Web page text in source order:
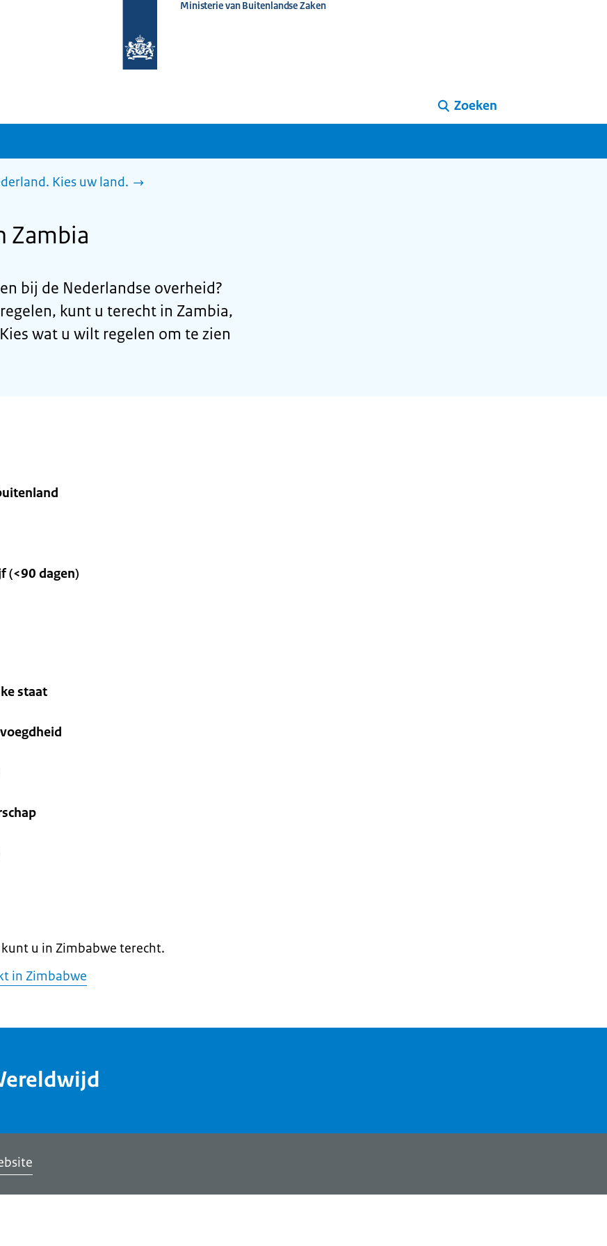
homepage
Ministerie van Buitenlandse Zaken
Zoeken
Kies uw land.
Zambia
bij de Nederlandse overheid?
kunt u terecht in Zambia,
wat u wilt regelen om te zien
(<90 dagen)
staat
u in Zimbabwe terecht.
in Zimbabwe